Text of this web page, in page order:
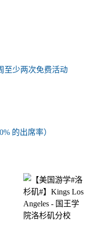
至少两次免费活动
的出席率）